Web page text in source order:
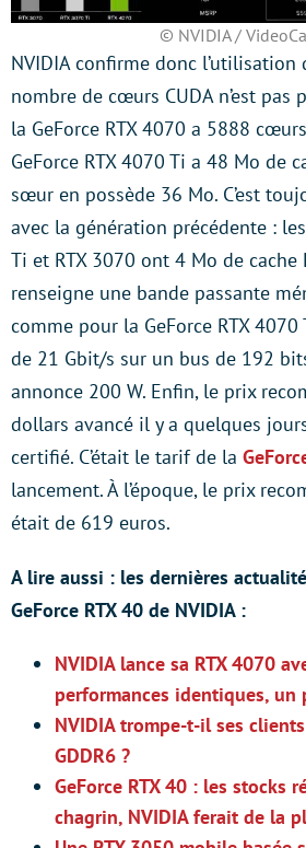
© NVIDIA /
NVIDIA confirme donc l’utilisation
nombre de cœurs CUDA n’est pas
la GeForce RTX 4070 a 5888
GeForce RTX 4070 Ti a 48 Mo de
sœur en possède 36 Mo. C’est
avec la génération précédente :
Ti et RTX 3070 ont 4 Mo de
renseigne une bande passante
comme pour la GeForce RTX
de 21 Gbit/s sur un bus de 192
annonce 200 W. Enfin, le prix
dollars avancé il y a quelques
certifié. C’était le tarif de la
lancement. À l’époque, le prix
était de 619 euros.
A lire aussi : les dernières
GeForce RTX 40 de NVIDIA :
NVIDIA lance sa RTX 4070
performances identiques,
NVIDIA trompe-t-il ses
GDDR6 ?
GeForce RTX 40 : les stocks
chagrin, NVIDIA ferait de la